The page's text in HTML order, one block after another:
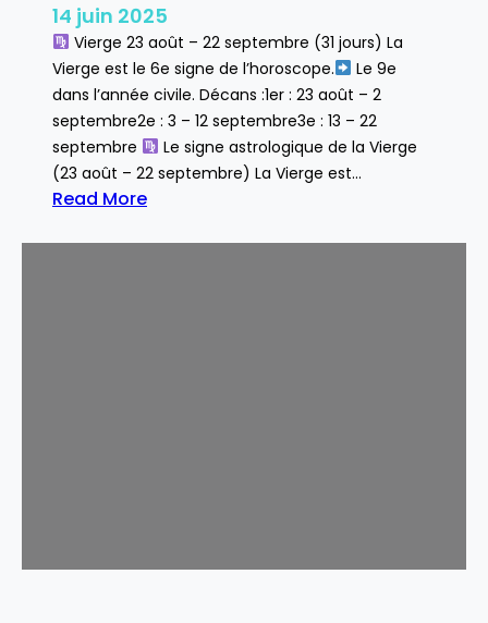
14 juin 2025
Vierge 23 août – 22 septembre (31 jours) La
Vierge est le 6e signe de l’horoscope.
Le 9e
dans l’année civile. Décans :1er : 23 août – 2
septembre2e : 3 – 12 septembre3e : 13 – 22
septembre
Le signe astrologique de la Vierge
(23 août – 22 septembre) La Vierge est…
Read More
V